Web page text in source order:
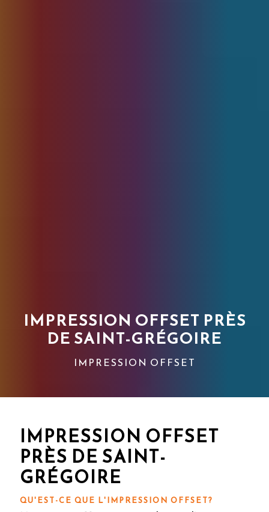
IMPRESSION OFFSET PRÈS
DE SAINT-GRÉGOIRE
IMPRESSION OFFSET
IMPRESSION OFFSET
PRÈS DE SAINT-
GRÉGOIRE
QU'EST-CE QUE L'IMPRESSION OFFSET?